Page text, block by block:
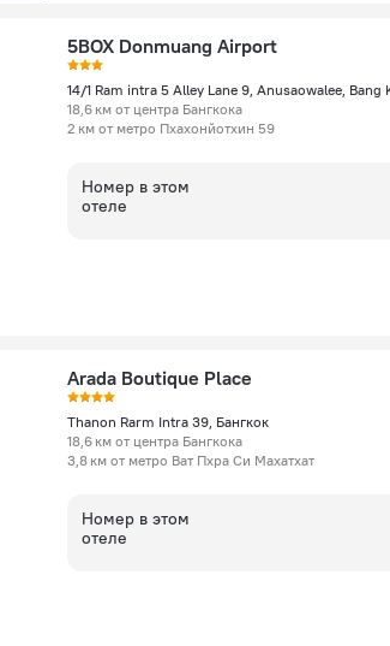
5BOX Donmuang Airport
18,6 км от центра Бангкока
2 км от метро Пхахонйотхин 59
Номер в этом
отеле
Arada Boutique Place
Thanon Rarm Intra 39, Бангкок
18,6 км от центра Бангкока
3,8 км от метро Ват Пхра Си Махатхат
Номер в этом
отеле